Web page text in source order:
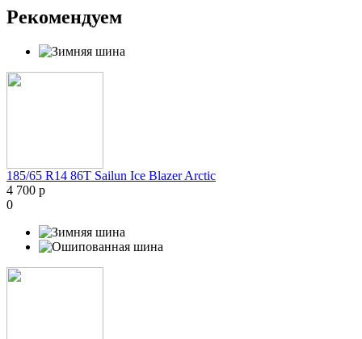
Рекомендуем
185/65 R14 86T Sailun Ice Blazer Arctic
4 700 р
0